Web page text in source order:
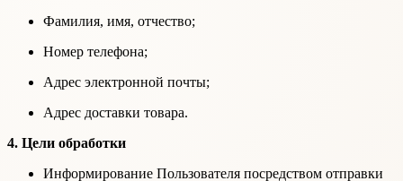
Фамилия, имя, отчество;
Номер телефона;
Адрес электронной почты;
Адрес доставки товара.
4. Цели обработки
Информирование Пользователя посредством отправки